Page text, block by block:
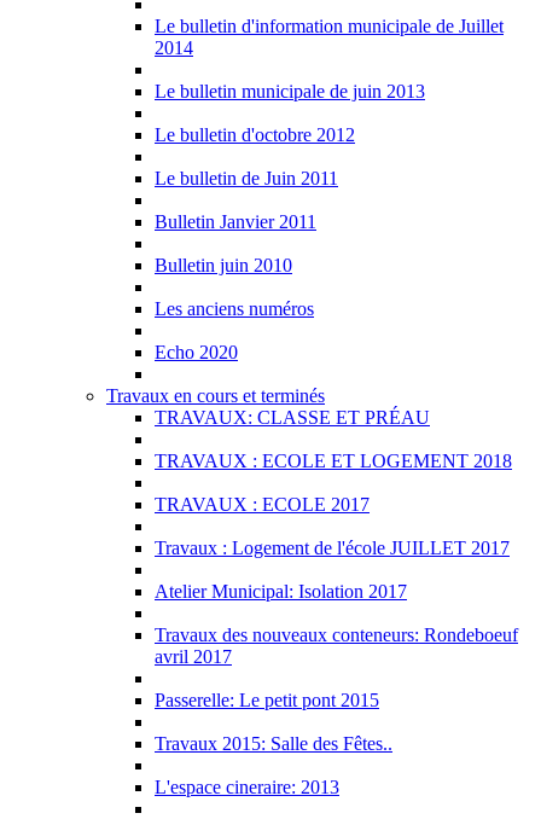
Le bulletin d'information municipale de Juillet
2014
Le bulletin municipale de juin 2013
Le bulletin d'octobre 2012
Le bulletin de Juin 2011
Bulletin Janvier 2011
Bulletin juin 2010
Les anciens numéros
Echo 2020
Travaux en cours et terminés
TRAVAUX: CLASSE ET PRÉAU
TRAVAUX : ECOLE ET LOGEMENT 2018
TRAVAUX : ECOLE 2017
Travaux : Logement de l'école JUILLET 2017
Atelier Municipal: Isolation 2017
Travaux des nouveaux conteneurs: Rondeboeuf
avril 2017
Passerelle: Le petit pont 2015
Travaux 2015: Salle des Fêtes..
L'espace cineraire: 2013